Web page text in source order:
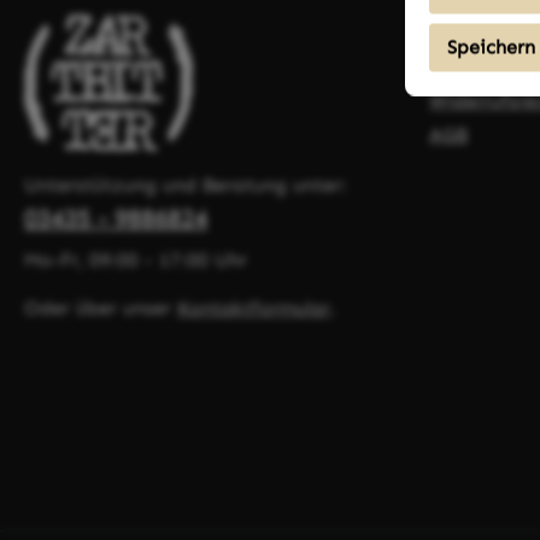
Unterstützung und Beratung unter:
03435 - 9886824
Mo-Fr, 09:00 - 17:00 Uhr
Oder über unser Kontaktformular
Versand
AGB
Speichern